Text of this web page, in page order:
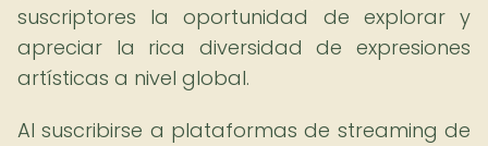
suscriptores la oportunidad de explorar y
apreciar la rica diversidad de expresiones
artísticas a nivel global.
Al suscribirse a plataformas de streaming de